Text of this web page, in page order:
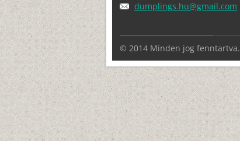
dumplings.hu@gmail.com
© 2014 Minden jog fenntartva.